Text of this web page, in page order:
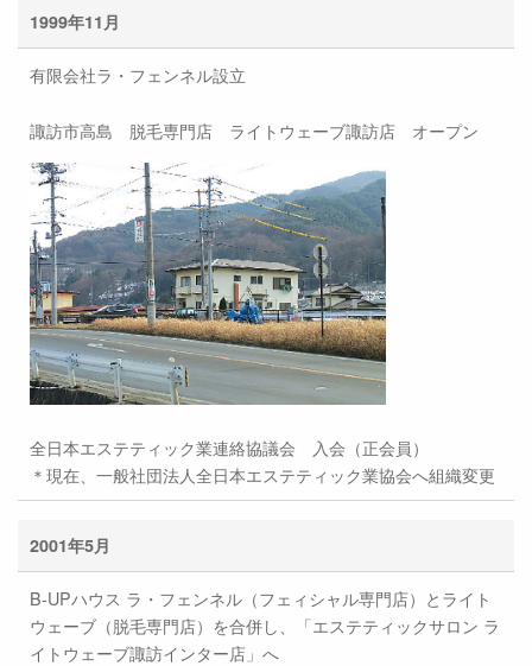
1999年11月
有限会社ラ・フェンネル設立
諏訪市高島 脱毛専門店 ライトウェーブ諏訪店 オープン
全日本エステティック業連絡協議会 入会（正会員）
＊現在、一般社団法人全日本エステティック業協会へ組織変更
2001年5月
B-UPハウス ラ・フェンネル（フェィシャル専門店）とライト
ウェーブ（脱毛専門店）を合併し、「エステティックサロン ラ
イトウェーブ諏訪インター店」へ